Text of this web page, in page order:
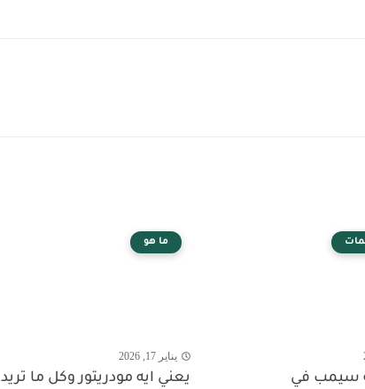
سيمب في
ما هو
يناير 17, 2026
يعني ايه مودريتور وكل ما تريد